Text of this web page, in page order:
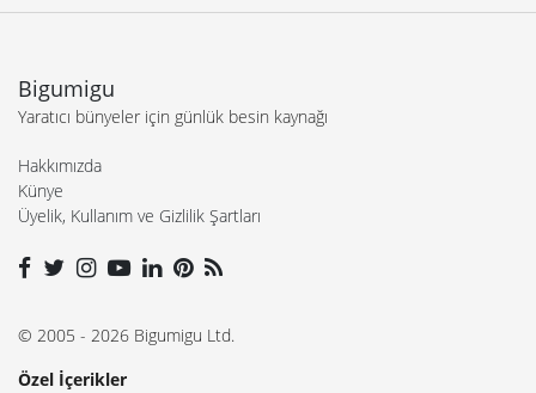
Bigumigu
Yaratıcı bünyeler için günlük besin kaynağı
Hakkımızda
Künye
Üyelik, Kullanım ve Gizlilik Şartları
© 2005 - 2026 Bigumigu Ltd.
Özel İçerikler